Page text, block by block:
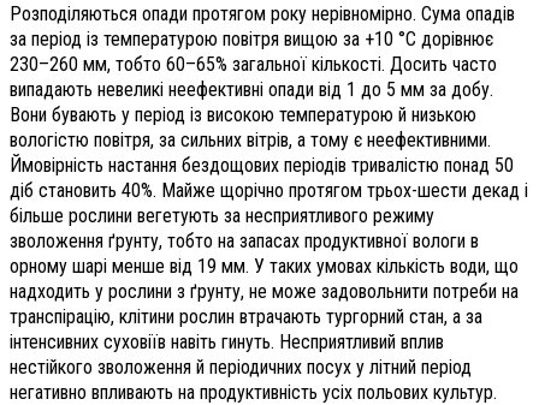
Розподіляються опади протягом року нерівномірно. Сума опадів
за період із температурою повітря вищою за +10 °С дорівнює
230–260 мм, тобто 60–65% загальної кількості. Досить часто
випадають невеликі неефективні опади від 1 до 5 мм за добу.
Вони бувають у період із високою температурою й низькою
вологістю повітря, за сильних вітрів, а тому є неефективними.
Ймовірність настання бездощових періодів тривалістю понад 50
діб становить 40%. Майже щорічно протягом трьох-шести декад і
більше рослини вегетують за несприятливого режиму
зволоження ґрунту, тобто на запасах продуктивної вологи в
орному шарі менше від 19 мм. У таких умовах кількість води, що
надходить у рослини з ґрунту, не може задовольнити потреби на
транспірацію, клітини рослин втрачають тургорний стан, а за
інтенсивних суховіїв навіть гинуть. Несприятливий вплив
нестійкого зволоження й періодичних посух у літний період
негативно впливають на продуктивність усіх польових культур.